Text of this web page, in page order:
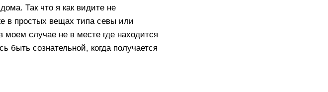
Так что я как видите не
в простых вещах типа севы или
случае не в месте где находится
быть сознательной, когда получается